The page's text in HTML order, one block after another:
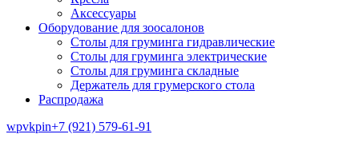
Аксессуары
Оборудование для зоосалонов
Столы для груминга гидравлические
Столы для груминга электрические
Столы для груминга складные
Держатель для грумерского стола
Распродажа
wpvkpin+7 (921) 579-61-91